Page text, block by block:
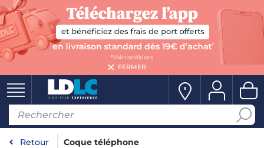
FERMER
Retour Coque téléphone